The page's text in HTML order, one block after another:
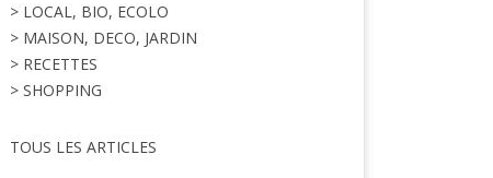
> LOCAL, BIO, ECOLO
> MAISON, DECO, JARDIN
> RECETTES
> SHOPPING
TOUS LES ARTICLES